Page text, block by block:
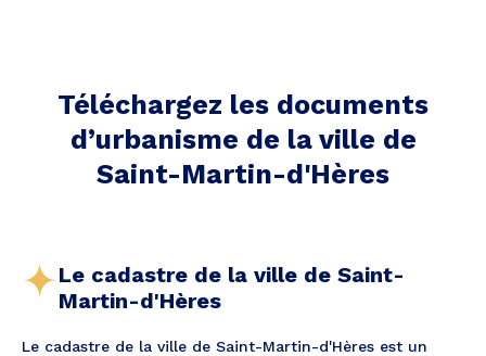
Téléchargez les documents
d’urbanisme de la ville de
Saint-Martin-d'Hères
Le cadastre de la ville de Saint-
Martin-d'Hères
Le cadastre de la ville de Saint-Martin-d'Hères est un